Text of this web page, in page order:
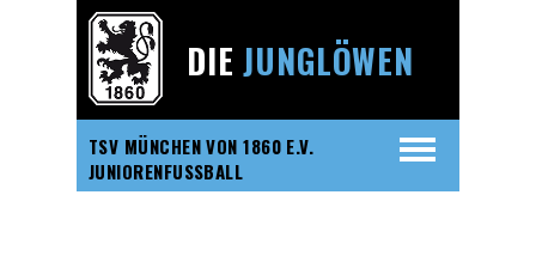
TSV MÜNCHEN VON 1860 E.V.
JUNIORENFUSSBALL
DIEJUNGLÖWEN